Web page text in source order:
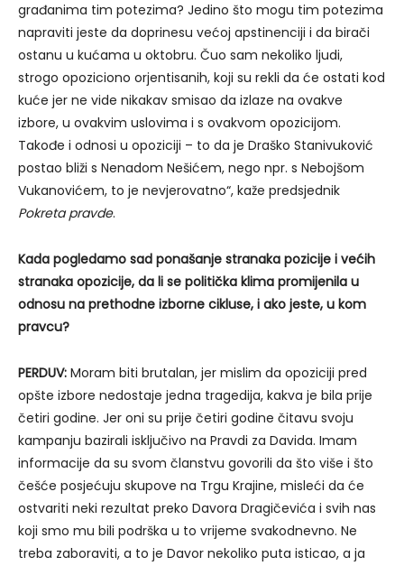
građanima tim potezima? Jedino što mogu tim potezima
napraviti jeste da doprinesu većoj apstinenciji i da birači
ostanu u kućama u oktobru. Čuo sam nekoliko ljudi,
strogo opoziciono orjentisanih, koji su rekli da će ostati kod
kuće jer ne vide nikakav smisao da izlaze na ovakve
izbore, u ovakvim uslovima i s ovakvom opozicijom.
Takođe i odnosi u opoziciji – to da je Draško Stanivuković
postao bliži s Nenadom Nešićem, nego npr. s Nebojšom
Vukanovićem, to je nevjerovatno“, kaže predsjednik
Pokreta pravde.
Kada pogledamo sad ponašanje stranaka pozicije i većih
stranaka opozicije, da li se politička klima promijenila u
odnosu na prethodne izborne cikluse, i ako jeste, u kom
pravcu?
PERDUV: Moram biti brutalan, jer mislim da opoziciji pred
opšte izbore nedostaje jedna tragedija, kakva je bila prije
četiri godine. Jer oni su prije četiri godine čitavu svoju
kampanju bazirali isključivo na Pravdi za Davida. Imam
informacije da su svom članstvu govorili da što više i što
češće posjećuju skupove na Trgu Krajine, misleći da će
ostvariti neki rezultat preko Davora Dragičevića i svih nas
koji smo mu bili podrška u to vrijeme svakodnevno. Ne
treba zaboraviti, a to je Davor nekoliko puta isticao, a ja